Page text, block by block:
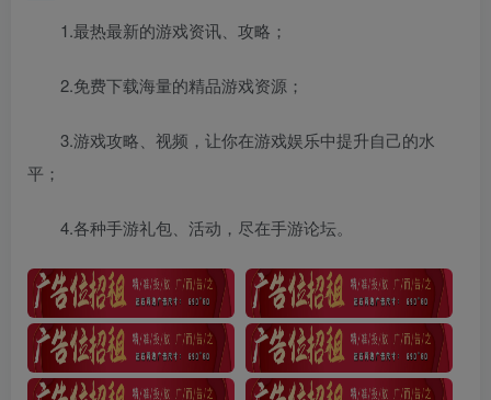
1.最热最新的游戏资讯、攻略；
2.免费下载海量的精品游戏资源；
3.游戏攻略、视频，让你在游戏娱乐中提升自己的水
平；
4.各种手游礼包、活动，尽在手游论坛。